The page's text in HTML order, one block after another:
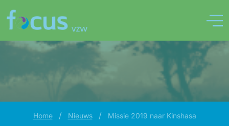
Home / Nieuws / Missie 2019 naar Kinshasa